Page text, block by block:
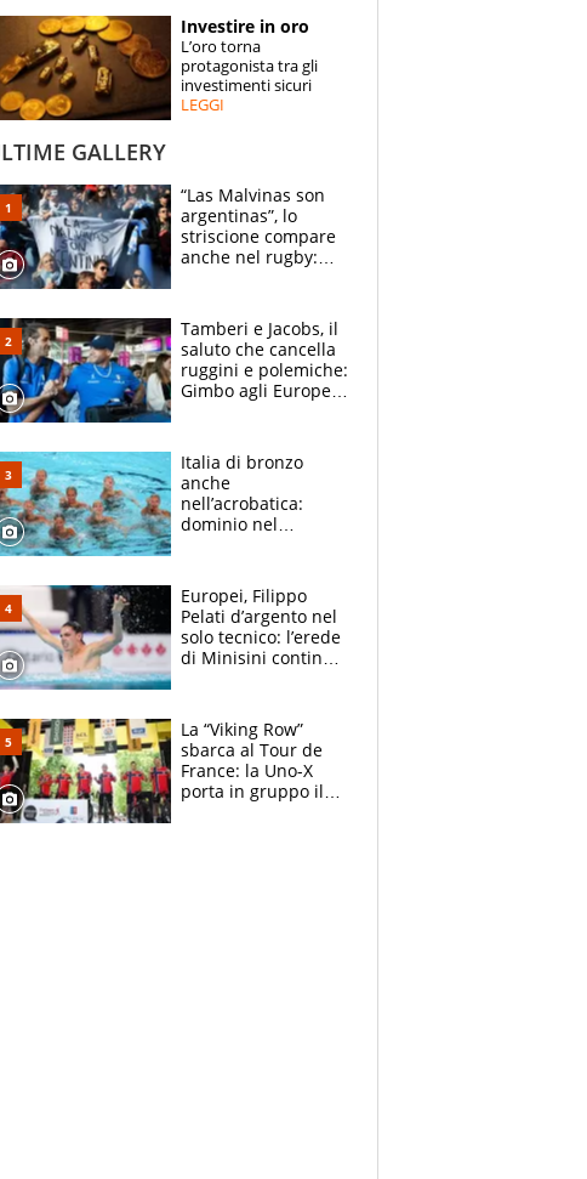
SPECIALI
ESPERTI
Investire in oro
L’oro torna
protagonista tra gli
investimenti sicuri
LEGGI
GALLERY
“Las Malvinas son
argentinas”, lo
striscione compare
anche nel rugby:
un caso
Tamberi e Jacobs, il
saluto che cancella
ruggini e polemiche:
Gimbo agli Europei
Italia di bronzo
anche
nell’acrobatica:
dominio nel
e compagni
continuare
Europei, Filippo
Pelati d’argento nel
solo tecnico: l’erede
di Minisini continua
mirino
La “Viking Row”
sbarca al Tour de
France: la Uno-X
porta in gruppo il